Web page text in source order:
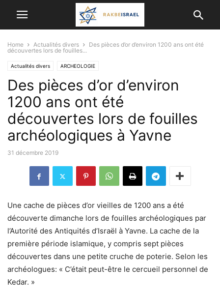
Home Actualités divers
Des pièces d’or d’environ 1200 ans ont été
découvertes lors de fouilles...
Actualités divers ARCHEOLOGIE
Des pièces d’or d’environ
1200 ans ont été
découvertes lors de fouilles
archéologiques à Yavne
31 décembre 2019
Une cache de pièces d’or vieilles de 1200 ans a été
découverte dimanche lors de fouilles archéologiques par
l’Autorité des Antiquités d’Israël à Yavne. La cache de la
première période islamique, y compris sept pièces
découvertes dans une petite cruche de poterie. Selon les
archéologues: « C’était peut-être le cercueil personnel de
Kedar. »